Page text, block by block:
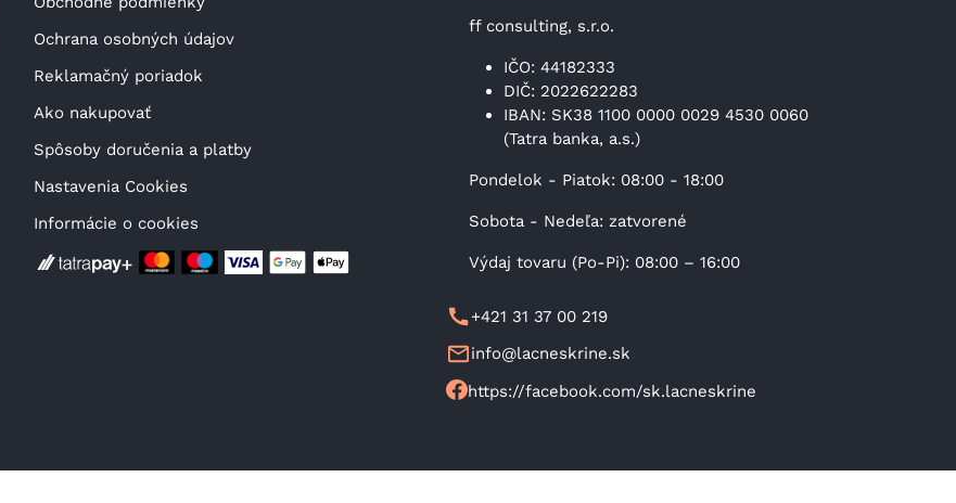
Ochrana osobných údajov
Reklamačný poriadok
Ako nakupovať
Spôsoby doručenia a platby
Nastavenia Cookies
Informácie o cookies
ff consulting, s.r.o.
IČO: 44182333
DIČ: 2022622283
IBAN: SK38 1100 0000 0029 4530 0060
(Tatra banka, a.s.)
Pondelok - Piatok: 08:00 - 18:00
Sobota - Nedeľa: zatvorené
Výdaj tovaru (Po-Pi): 08:00 – 16:00
+421 31 37 00 219
info@lacneskrine.sk
https://facebook.com/sk.lacneskrine